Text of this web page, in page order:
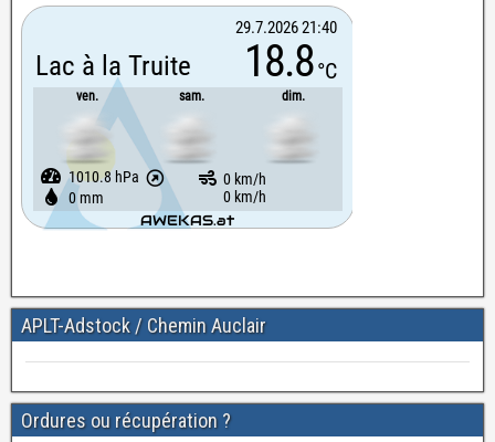
APLT-Adstock / Chemin Auclair
Ordures ou récupération ?